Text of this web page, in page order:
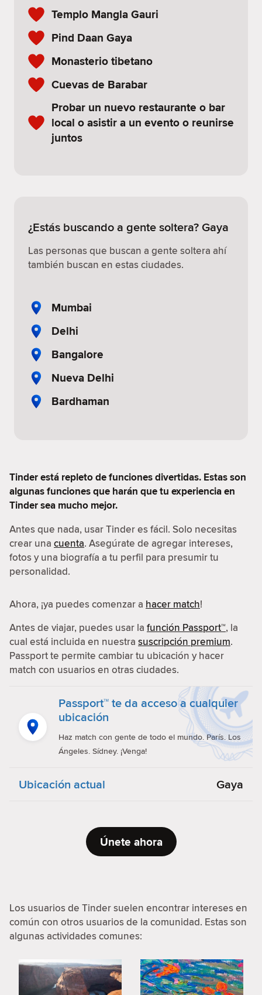
Templo Mangla Gauri
Pind Daan Gaya
Monasterio tibetano
Cuevas de Barabar
Probar un nuevo restaurante o bar
local o asistir a un evento o reunirse
juntos
¿Estás buscando a gente soltera? Gaya
Las personas que buscan a gente soltera ahí
también buscan en estas ciudades.
Mumbai
Delhi
Bangalore
Nueva Delhi
Bardhaman
Tinder está repleto de funciones divertidas. Estas son
algunas funciones que harán que tu experiencia en
Tinder sea mucho mejor.
Antes que nada, usar Tinder es fácil. Solo necesitas
crear una cuenta. Asegúrate de agregar intereses,
fotos y una biografía a tu perfil para presumir tu
personalidad.
Ahora, ¡ya puedes comenzar a hacer match!
Antes de viajar, puedes usar la función Passport™, la
cual está incluida en nuestra suscripción premium.
Passport te permite cambiar tu ubicación y hacer
match con usuarios en otras ciudades.
Passport™ te da acceso a cualquier
ubicación
Haz match con gente de todo el mundo. París. Los
Ángeles. Sídney. ¡Venga!
Ubicación actual Gaya
Únete ahora
Los usuarios de Tinder suelen encontrar intereses en
común con otros usuarios de la comunidad. Estas son
algunas actividades comunes: